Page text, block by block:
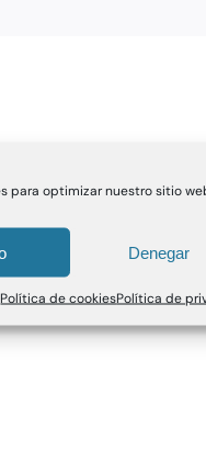
para optimizar nuestro sitio
Denegar
Política de cookiesPolítica de